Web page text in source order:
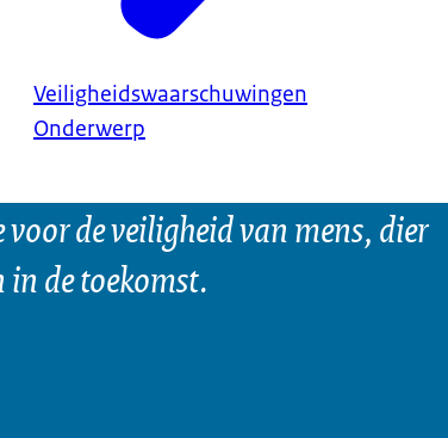
Veiligheidswaarschuwingen
Onderwerp
de veiligheid van mens, dier
in de toekomst.